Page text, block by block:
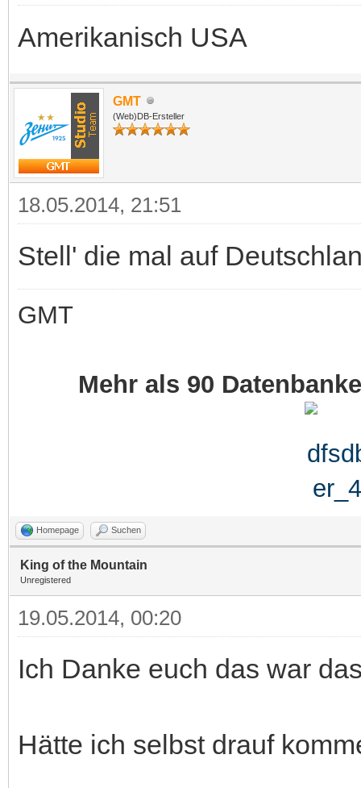
Amerikanisch USA
GMT
(Web)DB-Ersteller
18.05.2014, 21:51
Stell' die mal auf
GMT
Mehr als 90
Homepage Suchen
King of the Mountain
Unregistered
19.05.2014, 00:20
Ich Danke euch das war
Hätte ich selbst drauf